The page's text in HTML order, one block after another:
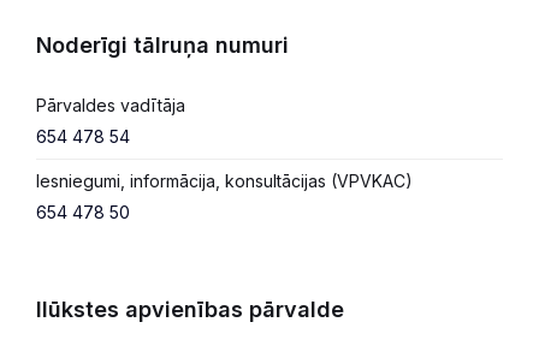
Noderīgi tālruņa numuri
Pārvaldes vadītāja
654 478 54
Iesniegumi, informācija, konsultācijas (VPVKAC)
654 478 50
Ilūkstes apvienības pārvalde